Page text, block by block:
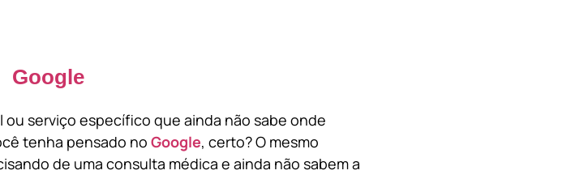
Google
serviço específico que ainda não sabe onde
tenha pensado no Google, certo? O mesmo
de uma consulta médica e ainda não sabem a